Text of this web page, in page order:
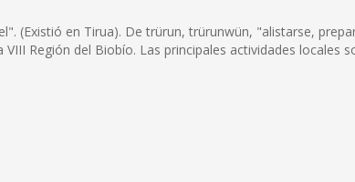
(Existió en Tirua). De trürun, trürunwün, "alistarse,
Región del Biobío. Las principales actividades locales